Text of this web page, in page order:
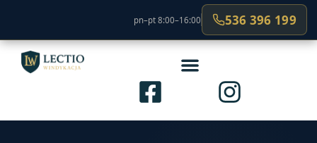
pn–pt 8:00–16:00 536 396 199